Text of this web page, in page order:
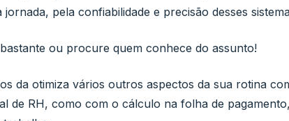
pela confiabilidade e precisão desses
ou procure quem conhece do assunto!
da otimiza vários outros aspectos da sua rotina
de RH, como com o cálculo na folha de